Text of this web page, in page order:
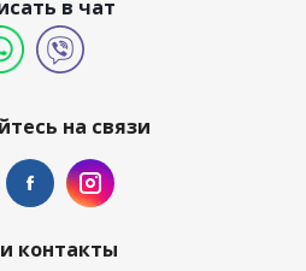
в чат
на связи
контакты